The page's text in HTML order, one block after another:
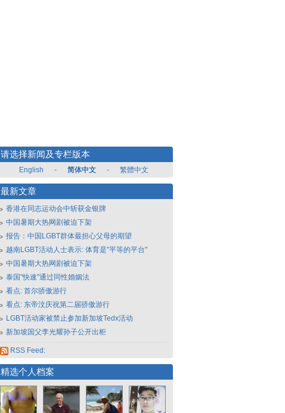
请选择新闻及专栏版本
English - 简体中文 - 繁體中文
最新文章
香港在同志运动会中斩获金银牌
中国暑期大热网剧被迫下架
报告：中国LGBT群体最担心父母的期望
越南LGBT活动人士表示: 体育是"平等的平台"
中国暑期大热网剧被迫下架
泰国"快速"通过同性婚姻法
看点: 首尔骄傲游行
看点: 东帝汶庆祝第二届骄傲游行
LGBT活动家被禁止参加新加坡Tedx活动
新加坡国父李光耀孙子公开出柜
RSS Feed:
精选个人档案